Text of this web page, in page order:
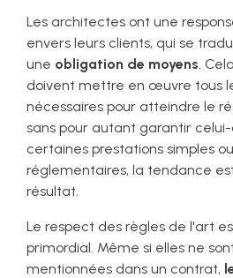
Les architectes ont une
envers leurs clients, qui se
une obligation de moyens .
doivent mettre en œuvre tous
nécessaires pour atteindre le
sans pour autant garantir
certaines prestations simples
réglementaires, la tendance
résultat.
Le respect des règles de l'art
primordial. Même si elles ne
mentionnées dans un contrat,